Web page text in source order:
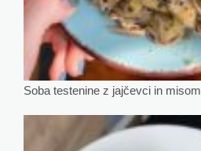
Soba testenine z jajčevci in misom